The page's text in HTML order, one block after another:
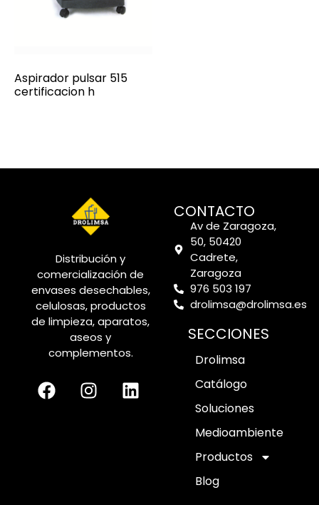
Aspirador pulsar 515
certificacion h
Distribución y
comercialización de
envases desechables,
celulosas, productos
de limpieza, aparatos,
aseos y
complementos.
CONTACTO
Av de Zaragoza,
50, 50420
Cadrete,
Zaragoza
976 503 197
drolimsa@drolimsa.es
SECCIONES
Drolimsa
Catálogo
Soluciones
Medioambiente
Productos
Blog